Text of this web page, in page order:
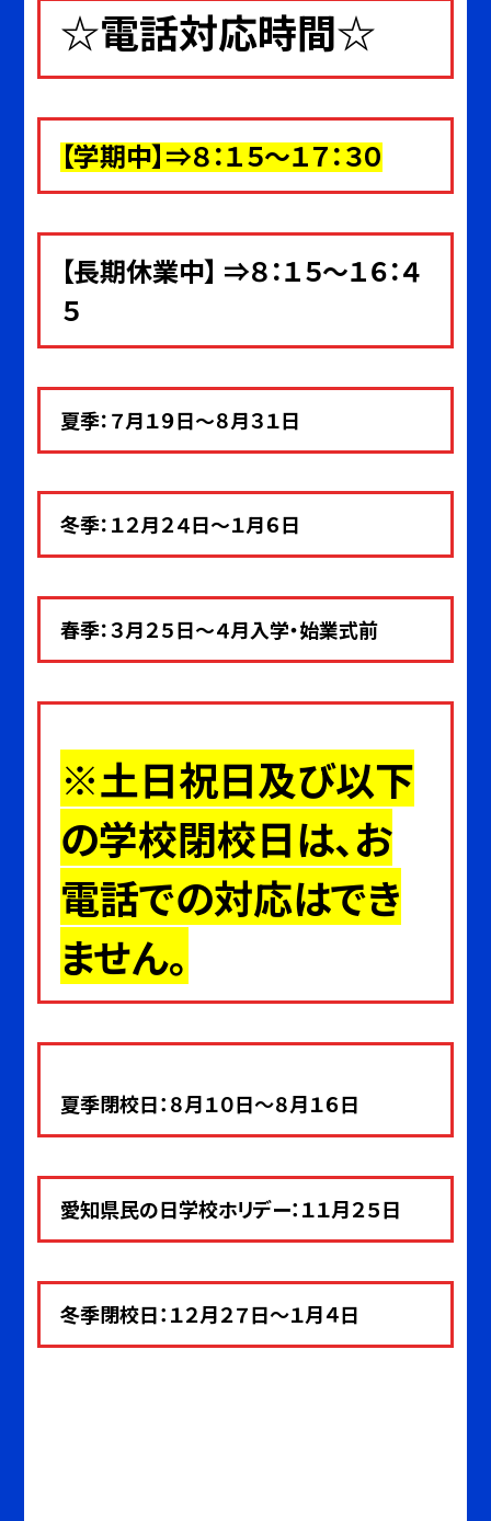
☆電話対応時間☆
【学期中】⇒８：１５～１７：３０
【長期休業中】 ⇒８：１５～１６：４
５
夏季：７月１９日～８月３１日
冬季：１２月２４日～１月６日
春季：３月２５日～４月入学・始業式前
※土日祝日及び以下
の学校閉校日は、お
電話での対応はでき
ません。
夏季閉校日：８月１０日～８月１６日
愛知県民の日学校ホリデー：１１月２５日
冬季閉校日：１２月２７日～１月４日